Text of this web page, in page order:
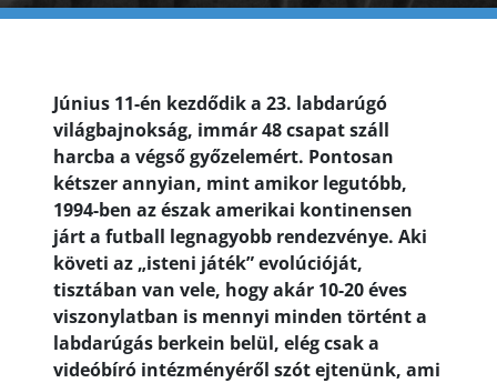
Június 11-én kezdődik a 23. labdarúgó
világbajnokság, immár 48 csapat száll
harcba a végső győzelemért. Pontosan
kétszer annyian, mint amikor legutóbb,
1994-ben az észak amerikai kontinensen
járt a futball legnagyobb rendezvénye. Aki
követi az „isteni játék” evolúcióját,
tisztában van vele, hogy akár 10-20 éves
viszonylatban is mennyi minden történt a
labdarúgás berkein belül, elég csak a
videóbíró intézményéről szót ejtenünk, ami